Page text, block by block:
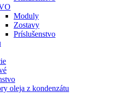
Moduly
Zostavy
Príslušenstvo
oleja z kondenzátu